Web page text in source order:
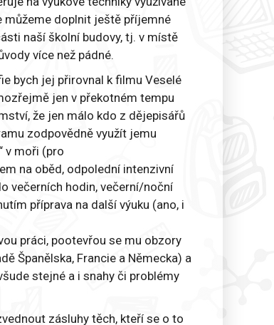
můžeme doplnit ještě příjemné
naší školní budovy, tj. v místě
více než pádné.
bych jej přirovnal k filmu Veselé
jen v překotném tempu
že jen málo kdo z dějepisářů
zodpovědně využít jemu
v moři (pro
na oběd, odpolední intenzivní
večerních hodin, večerní/noční
příprava na další výuku (ano, i
práci, pootevřou se mu obzory
Španělska, Francie a Německa) a
stejné a i snahy či problémy
zásluhy těch, kteří se o to